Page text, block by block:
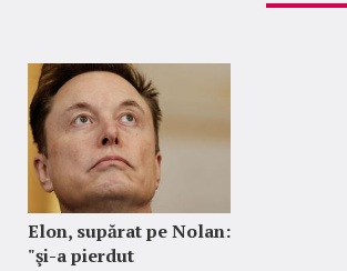
Elon, supărat pe Nolan:
"şi-a pierdut